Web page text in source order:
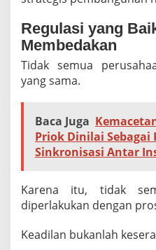
Regulasi yang
Membedakan
Tidak semua
yang sama.
Baca Juga
Priok Dinilai Sebagai
Sinkronisasi Antar
Karena itu, tidak
diperlakukan dengan
Keadilan bukanlah